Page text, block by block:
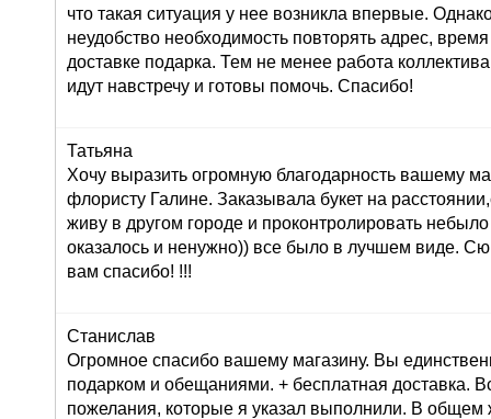
что такая ситуация у нее возникла впервые.
неудобство необходимость повторять адрес,
доставке подарка. Тем не менее работа
идут навстречу и готовы помочь. Спасибо!
Татьяна
Хочу выразить огромную благодарность вашему
флористу Галине. Заказывала букет на
живу в другом городе и проконтролировать
оказалось и ненужно)) все было в лучшем виде.
вам спасибо! !!!
Станислав
Огромное спасибо вашему магазину. Вы
подарком и обещаниями. + бесплатная доставка.
пожелания, которые я указал выполнили. В общем